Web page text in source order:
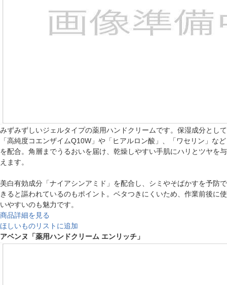
みずみずしいジェルタイプの薬用ハンドクリームです。保湿成分として
「高純度コエンザイムQ10W」や「ヒアルロン酸」、「ワセリン」など
を配合。角層までうるおいを届け、乾燥しやすい手肌にハリとツヤを与
えます。
美白有効成分「ナイアシンアミド」を配合し、シミやそばかすを予防で
きると謳われているのもポイント。ベタつきにくいため、作業前後に使
いやすいのも魅力です。
商品詳細を見る
ほしいものリストに追加
アベンヌ「薬用ハンドクリーム エンリッチ」